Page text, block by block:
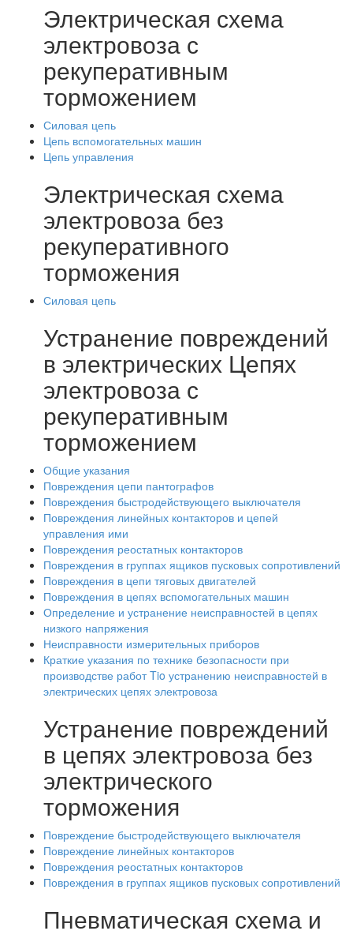
Электрическая схема
электровоза с
рекуперативным
торможением
Силовая цепь
Цепь вспомогательных машин
Цепь управления
Электрическая схема
электровоза без
рекуперативного
торможения
Силовая цепь
Устранение повреждений
в электрических Цепях
электровоза с
рекуперативным
торможением
Общие указания
Повреждения цепи пантографов
Повреждения быстродействующего выключателя
Повреждения линейных контакторов и цепей
управления ими
Повреждения реостатных контакторов
Повреждения в группах ящиков пусковых сопротивлений
Повреждения в цепи тяговых двигателей
Повреждения в цепях вспомогательных машин
Определение и устранение неисправностей в цепях
низкого напряжения
Неисправности измерительных приборов
Краткие указания по технике безопасности при
производстве работ Tio устранению неисправностей в
электрических цепях электровоза
Устранение повреждений
в цепях электровоза без
электрического
торможения
Повреждение быстродействующего выключателя
Повреждение линейных контакторов
Повреждения реостатных контакторов
Повреждения в группах ящиков пусковых сопротивлений
Пневматическая схема и